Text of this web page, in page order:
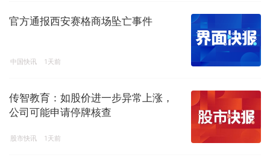
官方通报西安赛格商场坠亡事件
中国快讯 1天前
传智教育：如股价进一步异常上涨，
公司可能申请停牌核查
股市快讯 1天前